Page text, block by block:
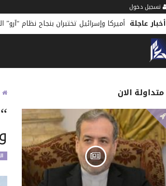
تسجيل دخول
أخبار عاجلة أميركا وإسرائيل تختبران بنجاح نظام “آرو”
متداولة الان